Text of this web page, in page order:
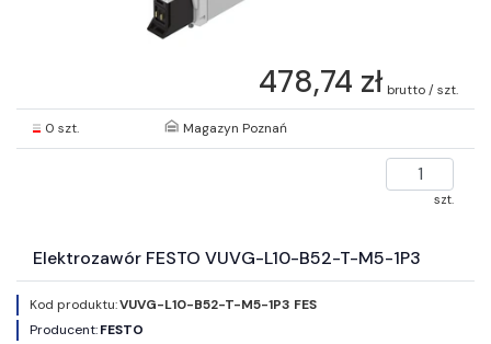
478,74 zł brutto / szt.
0 szt. Magazyn Poznań
szt.
Elektrozawór FESTO VUVG-L10-B52-T-M5-1P3
Kod produktu:VUVG-L10-B52-T-M5-1P3 FES
Producent:FESTO